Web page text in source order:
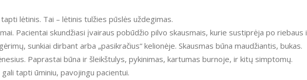
lėtinis. Tai – lėtinis tulžies pūslės uždegimas.
Pacientai skundžiasi įvairaus pobūdžio pilvo skausmais, kurie sustiprėja po riebaus
sunkiai dirbant arba „pasikračius“ kelionėje. Skausmas būna maudžiantis, bukas.
Paprastai būna ir šleikštulys, pykinimas, kartumas burnoje, ir kitų simptomų.
tapti ūminiu, pavojingu pacientui.